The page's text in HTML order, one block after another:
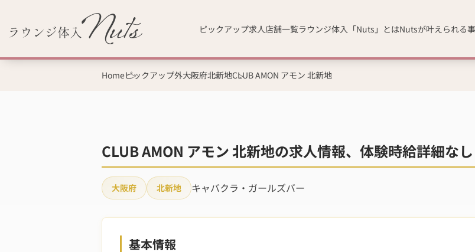
ピックアップ求人店舗一覧ラウンジ体入「Nuts」とはNutsが叶えられる事
Homeピックアップ外大阪府北新地CLUB AMON アモン 北新地
CLUB AMON アモン 北新地の求人情報、体験時給詳細なし
大阪府 北新地 キャバクラ・ガールズバー
基本情報